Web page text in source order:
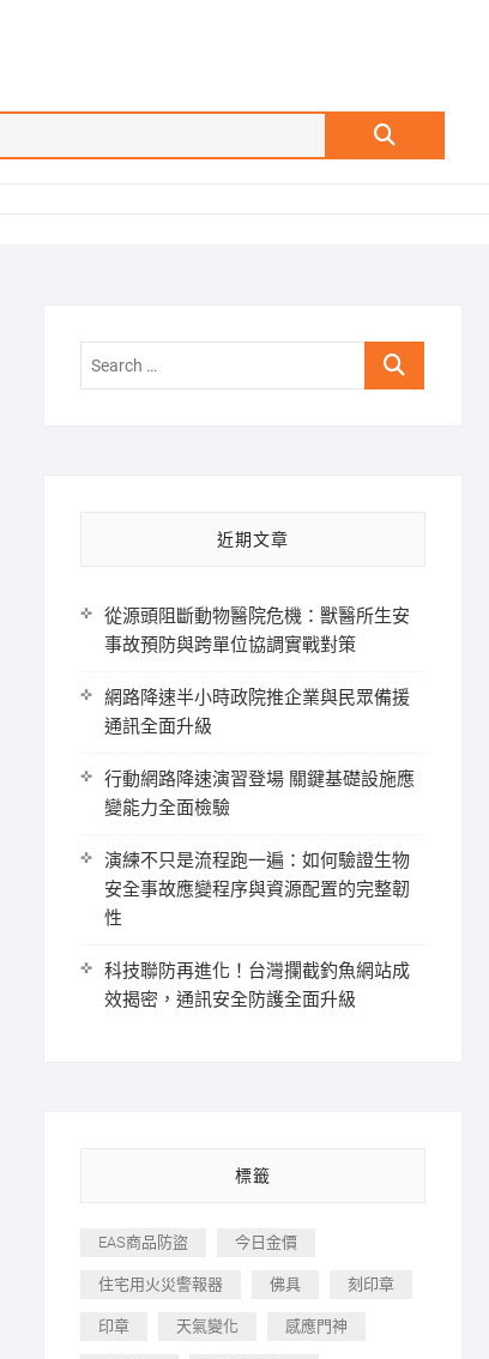
Search
Search
近期文章
從源頭阻斷動物醫院危機：獸醫所生安
事故預防與跨單位協調實戰對策
網路降速半小時政院推企業與民眾備援
通訊全面升級
行動網路降速演習登場 關鍵基礎設施應
變能力全面檢驗
演練不只是流程跑一遍：如何驗證生物
安全事故應變程序與資源配置的完整韌
性
科技聯防再進化！台灣攔截釣魚網站成
效揭密，通訊安全防護全面升級
標籤
EAS商品防盜 今日金價
住宅用火災警報器 佛具 刻印章
印章 天氣變化 感應門神